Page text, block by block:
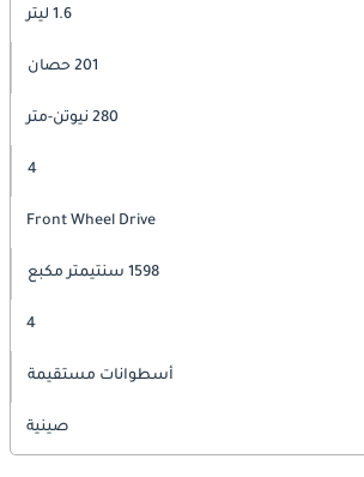
1.6 ليتر
201 حصان
280 نيوتن-متر
4
Front Wheel Drive
1598 سنتيمتر مكبع
4
أسطوانات مستقيمة
صينية